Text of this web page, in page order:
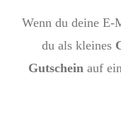
Wenn du deine E-
du als kleines
Gutschein auf